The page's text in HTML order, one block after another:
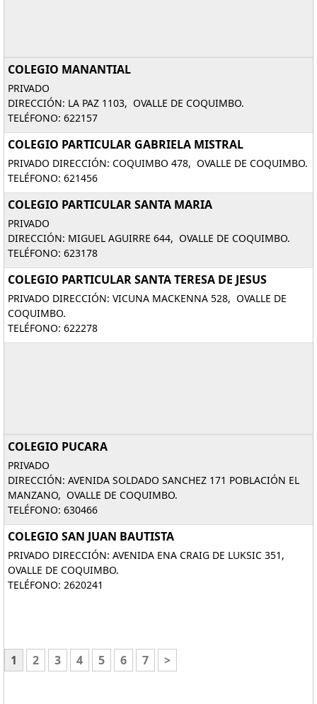
COLEGIO MANANTIAL
PRIVADO
DIRECCIÓN: LA PAZ 1103, OVALLE DE COQUIMBO.
TELÉFONO: 622157
COLEGIO PARTICULAR GABRIELA MISTRAL
PRIVADO DIRECCIÓN: COQUIMBO 478, OVALLE DE COQUIMBO.
TELÉFONO: 621456
COLEGIO PARTICULAR SANTA MARIA
PRIVADO
DIRECCIÓN: MIGUEL AGUIRRE 644, OVALLE DE COQUIMBO.
TELÉFONO: 623178
COLEGIO PARTICULAR SANTA TERESA DE JESUS
PRIVADO DIRECCIÓN: VICUNA MACKENNA 528, OVALLE DE
COQUIMBO.
TELÉFONO: 622278
COLEGIO PUCARA
PRIVADO
DIRECCIÓN: AVENIDA SOLDADO SANCHEZ 171 POBLACIÓN EL
MANZANO, OVALLE DE COQUIMBO.
TELÉFONO: 630466
COLEGIO SAN JUAN BAUTISTA
PRIVADO DIRECCIÓN: AVENIDA ENA CRAIG DE LUKSIC 351,
OVALLE DE COQUIMBO.
TELÉFONO: 2620241
1 2 3 4 5 6 7 >